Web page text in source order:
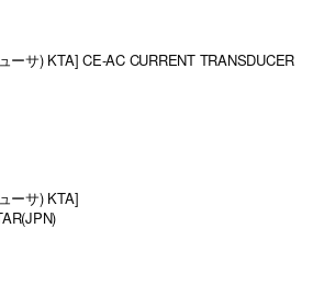
ーサ) KTA] CE-AC CURRENT TRANSDUCER
ーサ) KTA]